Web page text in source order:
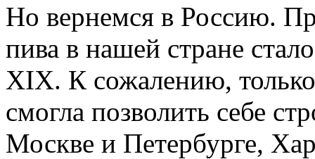
Но вернемся в Россию.
пива в нашей стране
XIX. К сожалению,
смогла позволить себе
Москве и Петербурге,